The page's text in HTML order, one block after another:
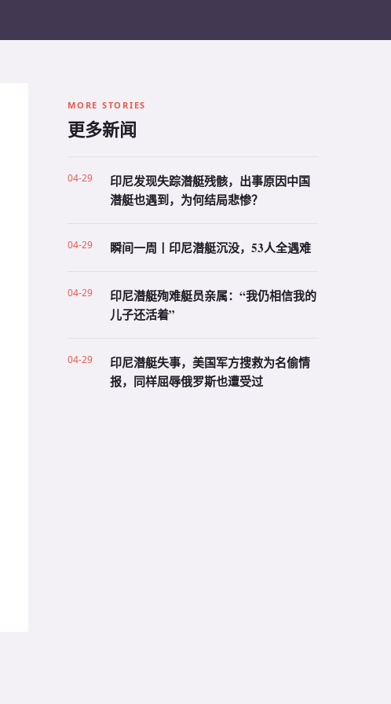
MORE STORIES
更多新闻
04-29
印尼发现失踪潜艇残骸，出事原因中国
潜艇也遇到，为何结局悲惨？
04-29 瞬间一周丨印尼潜艇沉没，53人全遇难
04-29
印尼潜艇殉难艇员亲属：“我仍相信我的
儿子还活着”
04-29
印尼潜艇失事，美国军方搜救为名偷情
报，同样屈辱俄罗斯也遭受过